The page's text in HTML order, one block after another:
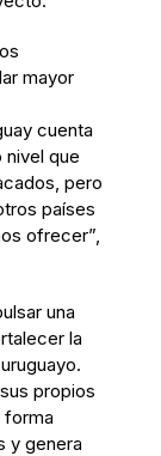
mayor
cuenta
que
pero
países
ofrecer”,
una
la
propios
y genera